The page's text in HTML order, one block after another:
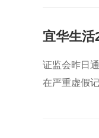
宜华生活
证监会昨日
在严重虚假